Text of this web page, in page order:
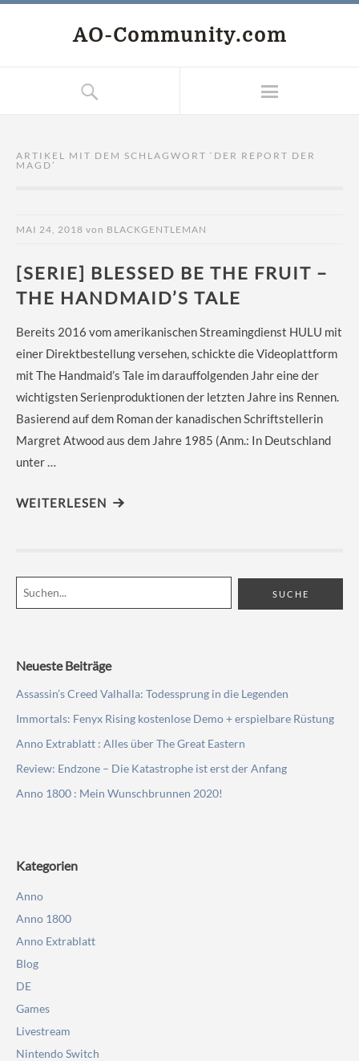
AO-Community.com
ARTIKEL MIT DEM SCHLAGWORT ‘ DER REPORT DER
MAGD’
MAI 24, 2018 von BLACKGENTLEMAN
[SERIE] BLESSED BE THE FRUIT –
THE HANDMAID’S TALE
Bereits 2016 vom amerikanischen Streamingdienst HULU mit
einer Direktbestellung versehen, schickte die Videoplattform
mit The Handmaid’s Tale im darauffolgenden Jahr eine der
wichtigsten Serienproduktionen der letzten Jahre ins Rennen.
Basierend auf dem Roman der kanadischen Schriftstellerin
Margret Atwood aus dem Jahre 1985 (Anm.: In Deutschland
unter …
WEITERLESEN
Neueste Beiträge
Assassin’s Creed Valhalla: Todessprung in die Legenden
Immortals: Fenyx Rising kostenlose Demo + erspielbare Rüstung
Anno Extrablatt : Alles über The Great Eastern
Review: Endzone – Die Katastrophe ist erst der Anfang
Anno 1800 : Mein Wunschbrunnen 2020!
Kategorien
Anno
Anno 1800
Anno Extrablatt
Blog
DE
Games
Livestream
Nintendo Switch